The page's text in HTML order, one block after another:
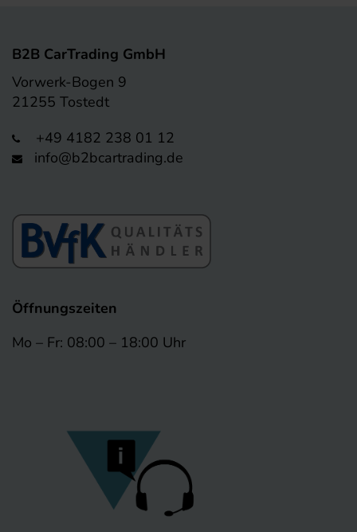
B2B CarTrading GmbH
Vorwerk-Bogen 9
21255 Tostedt
+49 4182 238 01 12
info@b2bcartrading.de
Öffnungszeiten
Mo – Fr: 08:00 – 18:00 Uhr